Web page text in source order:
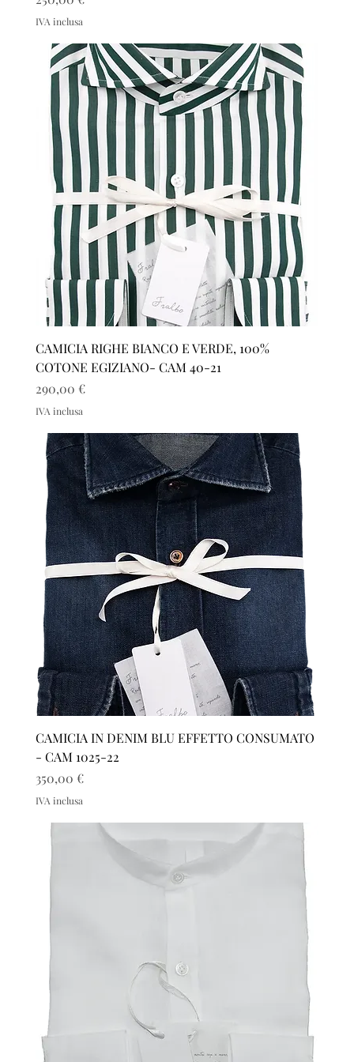
IVA inclusa
CAMICIA RIGHE BIANCO E VERDE, 100%
COTONE EGIZIANO- CAM 40-21
Prezzo
290,00 €
IVA inclusa
CAMICIA IN DENIM BLU EFFETTO CONSUMATO
- CAM 1025-22
Prezzo
350,00 €
IVA inclusa